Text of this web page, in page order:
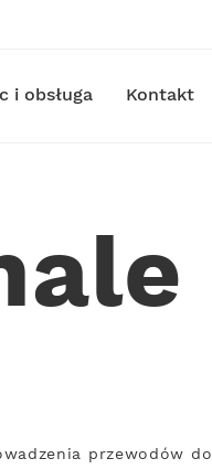
i obsługa Kontakt
przewodów do